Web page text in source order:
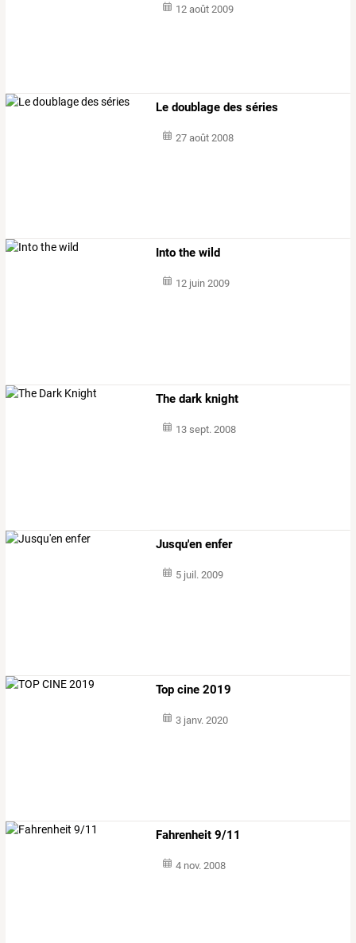
12 août 2009
Le doublage des séries
27 août 2008
Into the wild
12 juin 2009
The dark knight
13 sept. 2008
Jusqu'en enfer
5 juil. 2009
Top cine 2019
3 janv. 2020
Fahrenheit 9/11
4 nov. 2008